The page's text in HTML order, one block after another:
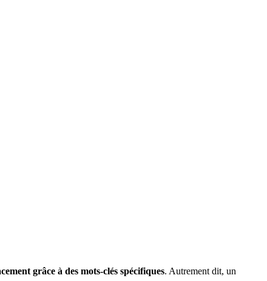
grâce à des mots-clés spécifiques. Autrement dit, un